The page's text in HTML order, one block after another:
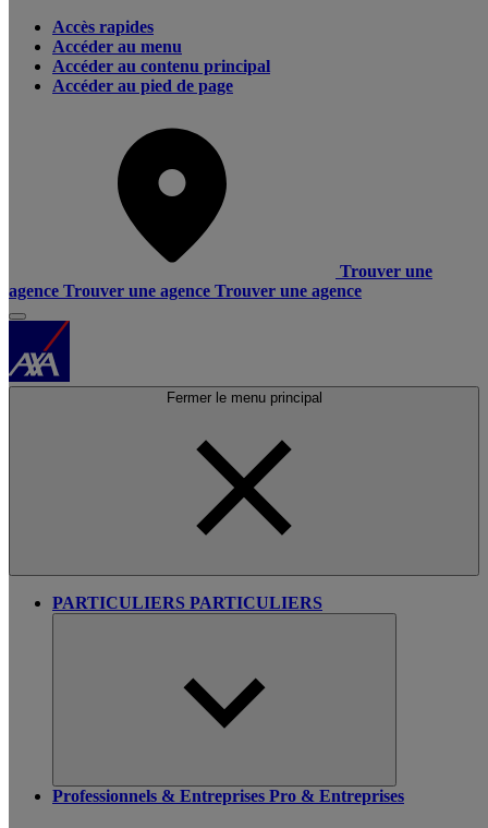
Accès rapides
Accéder au menu
Accéder au contenu principal
Accéder au pied de page
Trouver une
agence Trouver une agence Trouver une agence
Fermer le menu principal
PARTICULIERS PARTICULIERS
Professionnels & Entreprises Pro & Entreprises